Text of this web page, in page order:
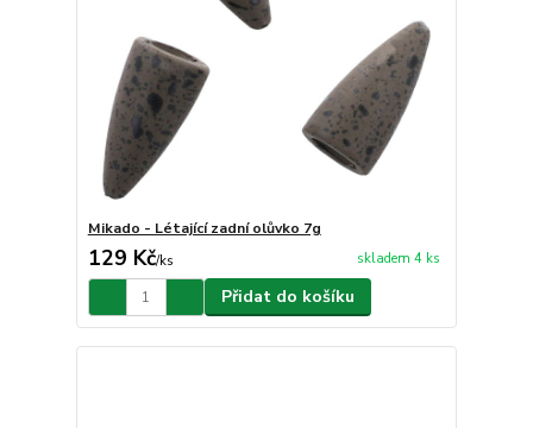
Mikado - Létající zadní olůvko 7g
129 Kč/ks skladem 4 ks
Přidat do košíku